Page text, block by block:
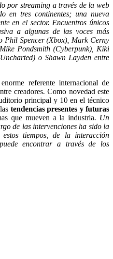
por streaming a través de la web
en tres continentes; una nueva
en el sector. Encuentros únicos
a algunas de las voces más
Phil Spencer (Xbox), Mark Cerny
Pondsmith (Cyberpunk), Kiki
o Shawn Layden entre
referente internacional de
creadores. Como novedad este
principal y 10 en el técnico
tendencias presentes y futuras
que mueven a la industria. Un
de las intervenciones ha sido la
estos tiempos, de la interacción
encontrar a través de los